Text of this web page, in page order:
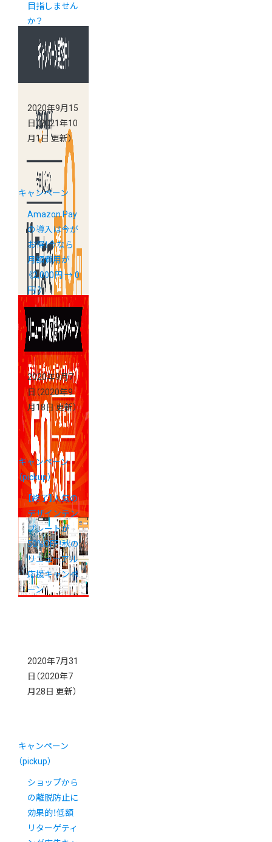
目指しません
か？
2020年9月15
日（2021年10
月1日 更新）
キャンペーン
Amazon Pay
の導入は今が
お得！今なら
月額費用が
《2,000円 → 0
円 》
2020年9月7
日（2020年9
月18日 更新）
キャンペーン
（pickup）
【終了】人気の
デザインテン
プレートが
50%OFF！秋の
リニューアル
応援キャンペ
ーン
2020年7月31
日 （2020年7
月28日 更新）
キャンペーン
（pickup）
ショップから
の離脱防止に
効果的！低額
リターゲティ